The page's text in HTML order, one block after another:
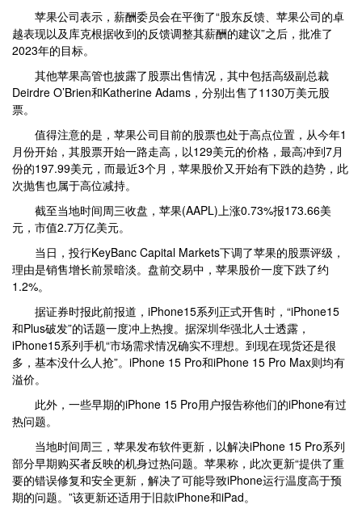
苹果公司表示，薪酬委员会在平衡了“股东反馈、苹果公司的卓
越表现以及库克根据收到的反馈调整其薪酬的建议”之后，批准了
2023年的目标。
其他苹果高管也披露了股票出售情况，其中包括高级副总裁
Deirdre O’Brien和Katherine Adams，分别出售了1130万美元股
票。
值得注意的是，苹果公司目前的股票也处于高点位置，从今年1
月份开始，其股票开始一路走高，以129美元的价格，最高冲到7月
份的197.99美元，而最近3个月，苹果股价又开始有下跌的趋势，此
次抛售也属于高位减持。
截至当地时间周三收盘，苹果(AAPL)上涨0.73%报173.66美
元，市值2.7万亿美元。
当日，投行KeyBanc Capital Markets下调了苹果的股票评级，
理由是销售增长前景暗淡。盘前交易中，苹果股价一度下跌了约
1.2%。
据证券时报此前报道，iPhone15系列正式开售时，“iPhone15
和Plus破发”的话题一度冲上热搜。据深圳华强北人士透露，
iPhone15系列手机“市场需求情况确实不理想。到现在现货还是很
多，基本没什么人抢”。iPhone 15 Pro和iPhone 15 Pro Max则均有
溢价。
此外，一些早期的iPhone 15 Pro用户报告称他们的iPhone有过
热问题。
当地时间周三，苹果发布软件更新，以解决iPhone 15 Pro系列
部分早期购买者反映的机身过热问题。苹果称，此次更新“提供了重
要的错误修复和安全更新，解决了可能导致iPhone运行温度高于预
期的问题。”该更新还适用于旧款iPhone和iPad。